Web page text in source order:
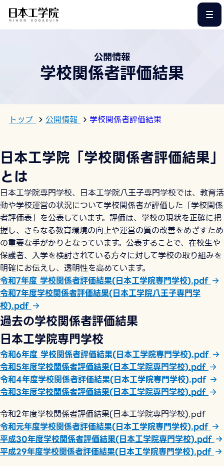
公開情報
学校関係者評価結果
トップ 公開情報 学校関係者評価結果
日本工学院「学校関係者評価結果」
とは
日本工学院専門学校、日本工学院八王子専門学校では、教育活
動や学校運営の状況について学校関係者が評価した「学校関係
者評価表」を公表しています。評価は、学校の現状を正確に把
握し、さらなる教育環境の向上や運営の質の改善をめざすため
の重要な手がかりとなっています。公表することで、在校生や
保護者、入学を検討されている方々に対して学校の取り組みを
明確にお伝えし、透明性を高めています。
令和7年度 学校関係者評価結果(日本工学院専門学校).pdf
令和7年度学校関係者評価結果(日本工学院八王子専門学
校).pdf
過去の学校関係者評価結果
日本工学院専門学校
令和6年度 学校関係者評価結果(日本工学院専門学校).pdf
令和5年度学校関係者評価結果(日本工学院専門学校).pdf
令和4年度学校関係者評価結果(日本工学院専門学校).pdf
令和3年度学校関係者評価結果(日本工学院専門学校).pdf
令和2年度学校関係者評価結果(日本工学院専門学校).pdf
令和元年度学校関係者評価結果(日本工学院専門学校).pdf
平成30年度学校関係者評価結果(日本工学院専門学校).pdf
平成29年度学校関係者評価結果(日本工学院専門学校).pdf